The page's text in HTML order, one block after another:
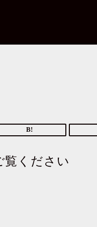
覧ください